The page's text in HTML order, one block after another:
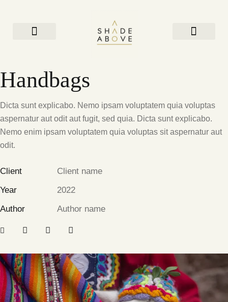
Handbags
Dicta sunt explicabo. Nemo ipsam voluptatem quia voluptas
aspernatur aut odit aut fugit, sed quia. Dicta sunt explicabo.
Nemo enim ipsam voluptatem quia voluptas sit aspernatur aut
odit.
Client
Client name
Year
2022
Author
Author name